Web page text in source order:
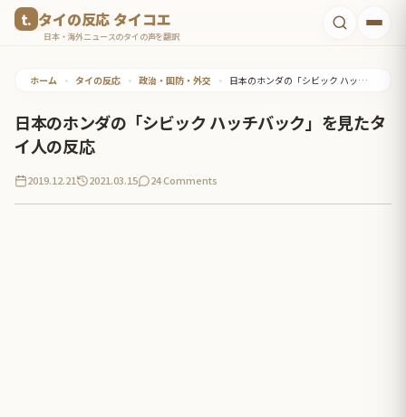
タイの反応 タイコエ
日本・海外ニュースのタイの声を翻訳
ホーム • タイの反応 • 政治・国防・外交 • 日本のホンダの「シビック ハッチバック」を見たタイ人の反応
日本のホンダの「シビック ハッチバック」を見たタ
イ人の反応
2019.12.21 2021.03.15 24 Comments